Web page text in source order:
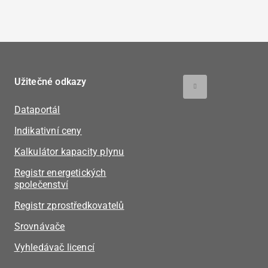
Užitečné odkazy
Dataportál
Indikativní ceny
Kalkulátor kapacity plynu
Registr energetických
společenství
Registr zprostředkovatelů
Srovnávače
Vyhledávač licencí